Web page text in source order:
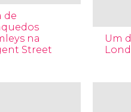
de
na
Street
Um